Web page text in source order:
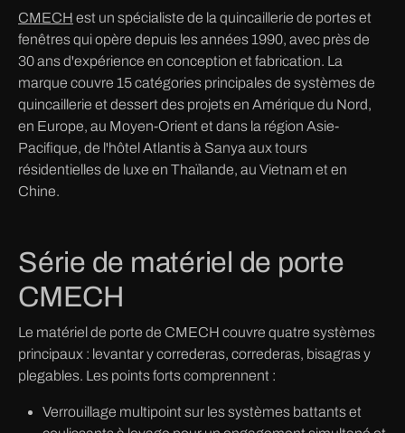
CMECH est un spécialiste de la quincaillerie de portes et
fenêtres qui opère depuis les années 1990, avec près de
30 ans d'expérience en conception et fabrication. La
marque couvre 15 catégories principales de systèmes de
quincaillerie et dessert des projets en Amérique du Nord,
en Europe, au Moyen-Orient et dans la région Asie-
Pacifique, de l'hôtel Atlantis à Sanya aux tours
résidentielles de luxe en Thaïlande, au Vietnam et en
Chine.
Série de matériel de porte
CMECH
Le matériel de porte de CMECH couvre quatre systèmes
principaux : levantar y correderas, correderas, bisagras y
plegables. Les points forts comprennent :
Verrouillage multipoint sur les systèmes battants et